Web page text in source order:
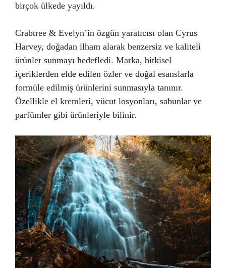
birçok ülkede yayıldı.
Crabtree & Evelyn’in özgün yaratıcısı olan Cyrus
Harvey, doğadan ilham alarak benzersiz ve kaliteli
ürünler sunmayı hedefledi. Marka, bitkisel
içeriklerden elde edilen özler ve doğal esanslarla
formüle edilmiş ürünlerini sunmasıyla tanınır.
Özellikle el kremleri, vücut losyonları, sabunlar ve
parfümler gibi ürünleriyle bilinir.